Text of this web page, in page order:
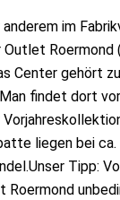
im
Roermond
Center gehört
findet dort
liegen bei ca.
Tipp:
Roermond